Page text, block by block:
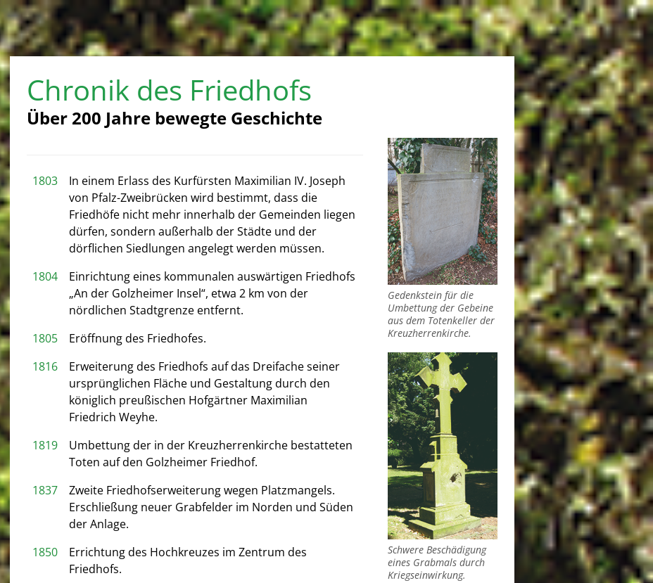
Chronik des Friedhofs
Über 200 Jahre bewegte Geschichte
1803
In einem Erlass des Kurfürsten Maximilian IV. Joseph
von Pfalz-Zweibrücken wird bestimmt, dass die
Friedhöfe nicht mehr innerhalb der Gemeinden liegen
dürfen, sondern außerhalb der Städte und der
dörflichen Siedlungen angelegt werden müssen.
1804
Einrichtung eines kommunalen auswärtigen Friedhofs
„An der Golzheimer Insel“, etwa 2 km von der
nördlichen Stadtgrenze entfernt.
1805
Eröffnung des Friedhofes.
1816
Erweiterung des Friedhofs auf das Dreifache seiner
ursprünglichen Fläche und Gestaltung durch den
königlich preußischen Hofgärtner Maximilian
Friedrich Weyhe.
1819
Umbettung der in der Kreuzherrenkirche bestatteten
Toten auf den Golzheimer Friedhof.
1837
Zweite Friedhofserweiterung wegen Platzmangels.
Erschließung neuer Grabfelder im Norden und Süden
der Anlage.
1850
Errichtung des Hochkreuzes im Zentrum des
Friedhofs.
Gedenkstein für die
Umbettung der Gebeine
aus dem Totenkeller der
Kreuzherrenkirche.
Schwere Beschädigung
eines Grabmals durch
Kriegseinwirkung.